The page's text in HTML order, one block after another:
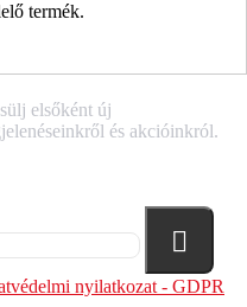
termék.
elsőként új
és akcióinkról.
nyilatkozat - GDPR